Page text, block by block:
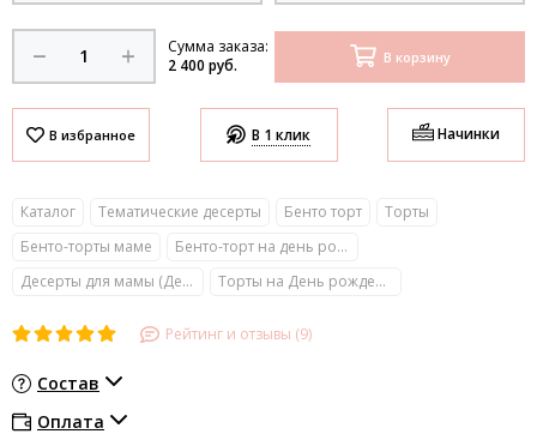
Сумма заказа:
2 400 руб.
В корзину
В 1 клик Начинки
Каталог Тематические десерты Бенто торт
Торты
Бенто-торты маме
Бенто-торт на день рождение
Десерты для мамы (День матери)
Торты на День рождения
Рейтинг и отзывы (9)
Состав
Оплата